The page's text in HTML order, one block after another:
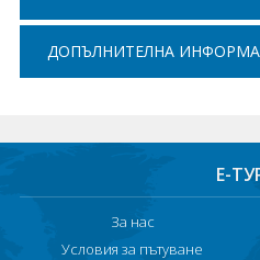
ДОПЪЛНИТЕЛНА
Е-
За нас
Условия за пътуване